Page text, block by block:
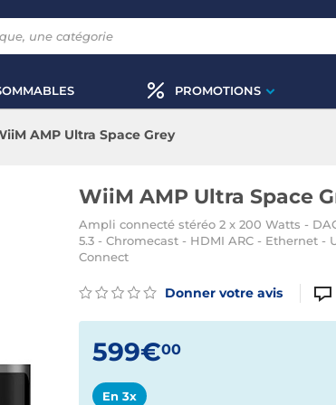
PROMOTIONS
AMP Ultra Space Grey
WiiM AMP Ultra Space
Ampli connecté stéréo 2 x 200 Watts -
5.3 - Chromecast - HDMI ARC - Ethernet -
Connect
Donner votre avis
599€00
En 3x